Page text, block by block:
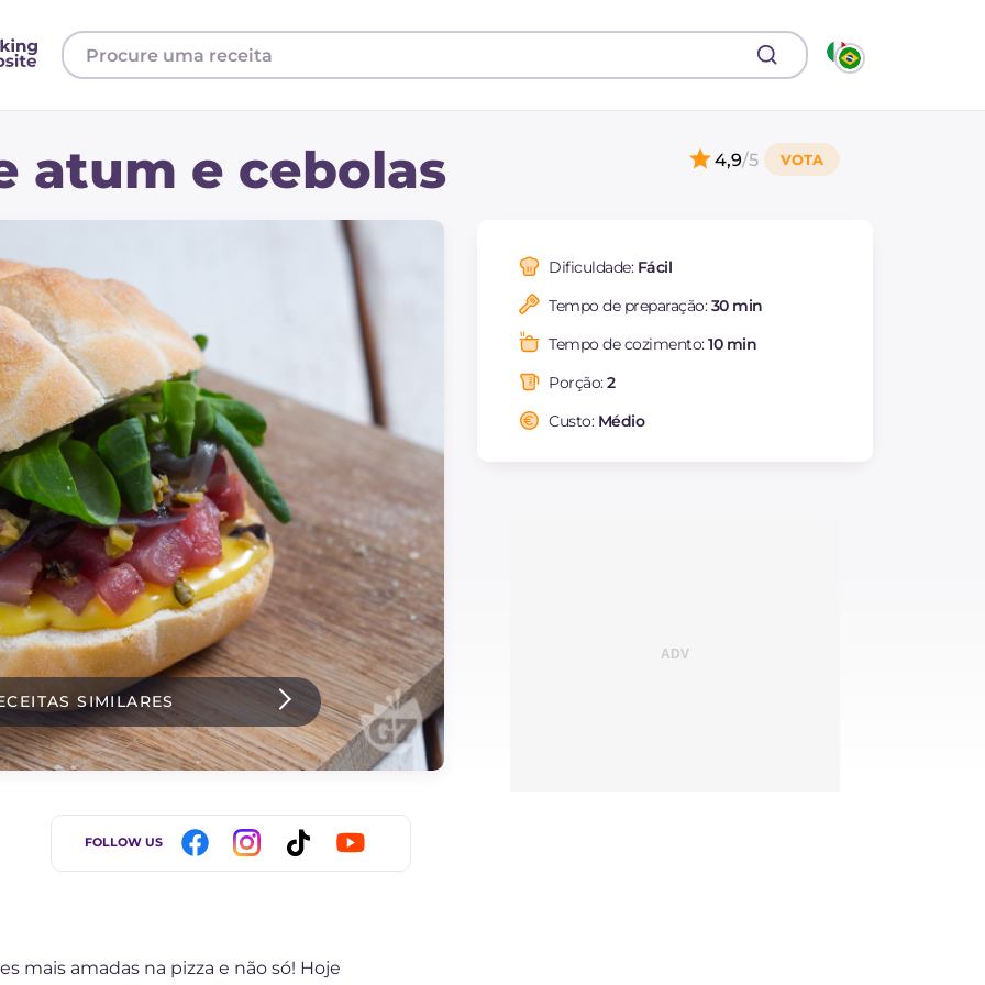
atum e cebolas 4,9/5
SIMILARES
FOLLOW US
Dificuldade: Fácil
Tempo de preparação:30 min
Tempo de cozimento:10 min
Porção:2
Custo: Médio
mais amadas na pizza e não só! Hoje